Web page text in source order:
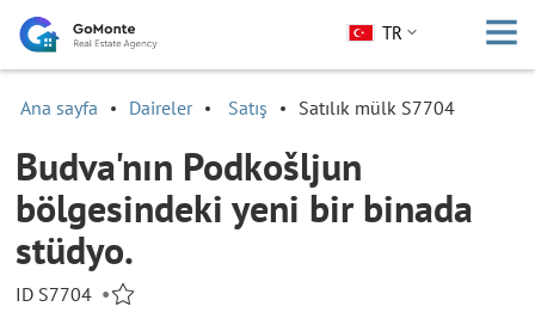
TR
Ana sayfa Daireler Satış Satılık mülk S7704
Budva'nın Podkošljun
bölgesindeki yeni bir binada
stüdyo.
ID S7704 •